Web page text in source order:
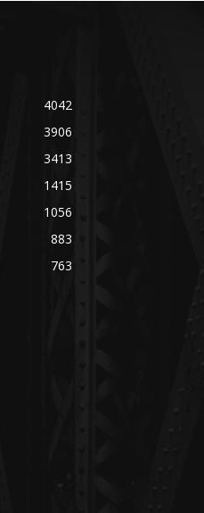
4042
3906
3413
1415
1056
883
763